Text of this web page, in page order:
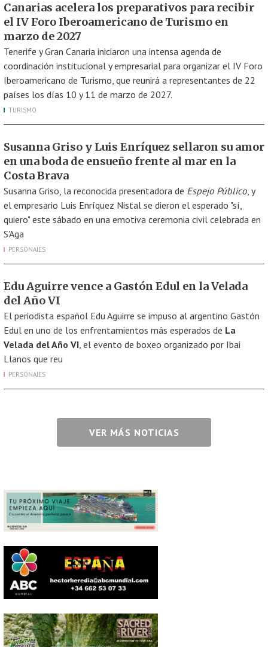
Canarias acelera los preparativos para recibir
el IV Foro Iberoamericano de Turismo en
marzo de 2027
Tenerife y Gran Canaria iniciaron una intensa agenda de
coordinación institucional y empresarial para organizar el IV Foro
Iberoamericano de Turismo, que reunirá a representantes de 22
países los días 10 y 11 de marzo de 2027.
TURISMO
Susanna Griso y Luis Enríquez sellaron su amor
en una boda de ensueño frente al mar en la
Costa Brava
Susanna Griso, la reconocida presentadora de Espejo Público, y
el empresario Luis Enríquez Nistal se dieron el esperado "sí,
quiero" este sábado en una emotiva ceremonia civil celebrada en
S'Aga
PERSONAJES
Edu Aguirre vence a Gastón Edul en la Velada
del Año VI
El periodista español Edu Aguirre se impuso al argentino Gastón
Edul en uno de los enfrentamientos más esperados de La
Velada del Año VI, el evento de boxeo organizado por Ibai
Llanos que reu
PERSONAJES
VER MÁS NOTICIAS